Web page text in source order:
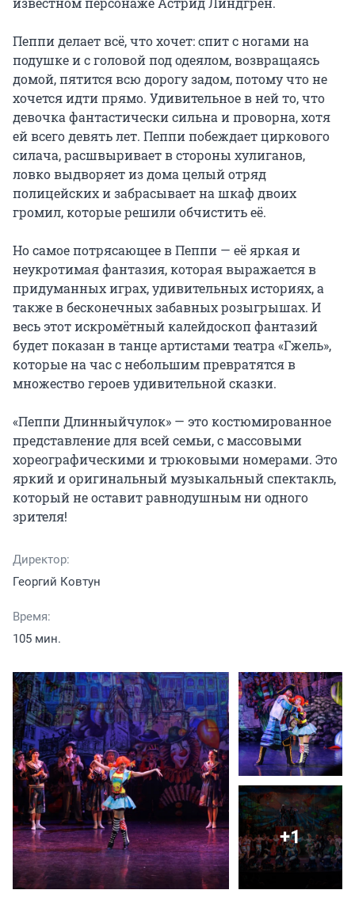
Пеппи делает всё, что хочет: спит с ногами на
подушке и с головой под одеялом, возвращаясь
домой, пятится всю дорогу задом, потому что не
хочется идти прямо. Удивительное в ней то, что
девочка фантастически сильна и проворна, хотя
ей всего девять лет. Пеппи побеждает циркового
силача, расшвыривает в стороны хулиганов,
ловко выдворяет из дома целый отряд
полицейских и забрасывает на шкаф двоих
громил, которые решили обчистить её.
Но самое потрясающее в Пеппи — её яркая и
неукротимая фантазия, которая выражается в
придуманных играх, удивительных историях, а
также в бесконечных забавных розыгрышах. И
весь этот искромётный калейдоскоп фантазий
будет показан в танце артистами театра «Гжель»,
которые на час с небольшим превратятся в
множество героев удивительной сказки.
«Пеппи Длинныйчулок» — это костюмированное
представление для всей семьи, с массовыми
хореографическими и трюковыми номерами. Это
яркий и оригинальный музыкальный спектакль,
который не оставит равнодушным ни одного
зрителя!
Директор:
Георгий Ковтун
Время:
105 мин.
+1